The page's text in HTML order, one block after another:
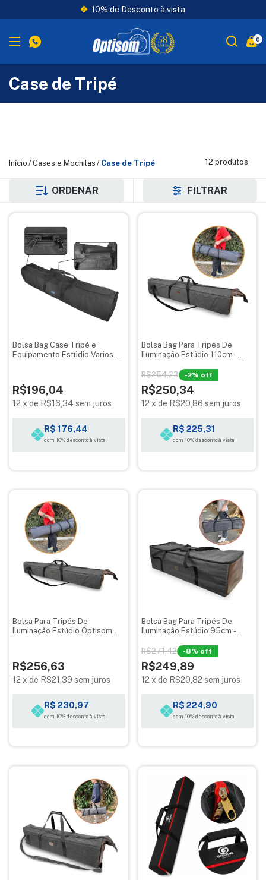
10% de Desconto à vista
0
Case de Tripé
Início /Cases e Mochilas / Case de Tripé 12 produtos
ORDENAR FILTRAR
Bolsa Bag Case Tripé e
Equipamento Estúdio Varios
R$196,04
12 x de R$16,34 sem juros
R$ 176,44
com 10% desconto à vista
Bolsa Bag Para Tripés De
Iluminação Estúdio 110cm -
R$254,23
-2% off
R$250,34
12 x de R$20,86 sem juros
R$ 225,31
com 10% desconto à vista
Bolsa Para Tripés De
Iluminação Estúdio Optisom
R$256,63
12 x de R$21,39 sem juros
R$ 230,97
com 10% desconto à vista
Bolsa Bag Para Tripés De
Iluminação Estúdio 95cm -
R$271,42
-8% off
R$249,89
12 x de R$20,82 sem juros
R$ 224,90
com 10% desconto à vista